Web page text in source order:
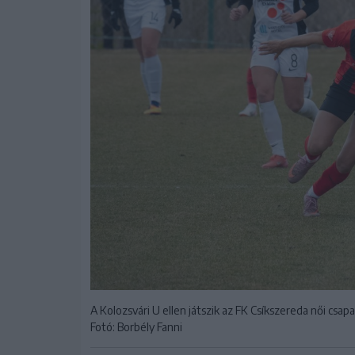
A Kolozsvári U ellen játszik az FK Csíkszereda női
Fotó: Borbély Fanni